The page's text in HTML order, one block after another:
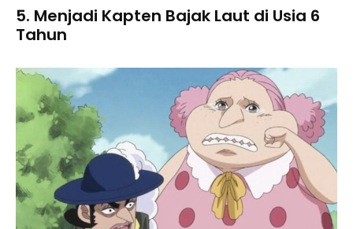
5. Menjadi Kapten Bajak Laut di Usia 6
Tahun